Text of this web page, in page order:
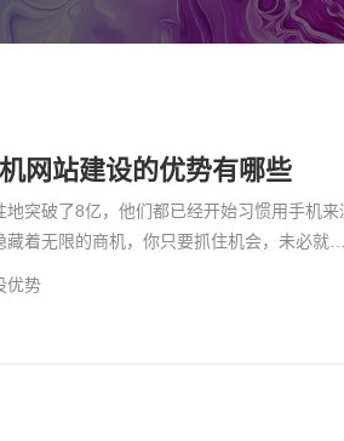
门户网站建设解决方案 营
对接，如支付平台、物流系统等，
，提升企业运营效率和用户满意度
网站建设的优势有哪些
地突破了8亿，他们都已经开始习惯用手机来
着无限的商机，你只要抓住机会，未必就不
优势